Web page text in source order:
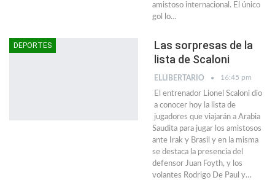
amistoso internacional. El único
gol lo…
DEPORTES
Las sorpresas de la
lista de Scaloni
ELLIBERTARIO 16:45 pm
El entrenador Lionel Scaloni dio
a conocer hoy la lista de
jugadores que viajarán a Arabia
Saudita para jugar los amistosos
ante Irak y Brasil y en la misma
se destaca la presencia del
defensor Juan Foyth, y los
volantes Rodrigo De Paul y…